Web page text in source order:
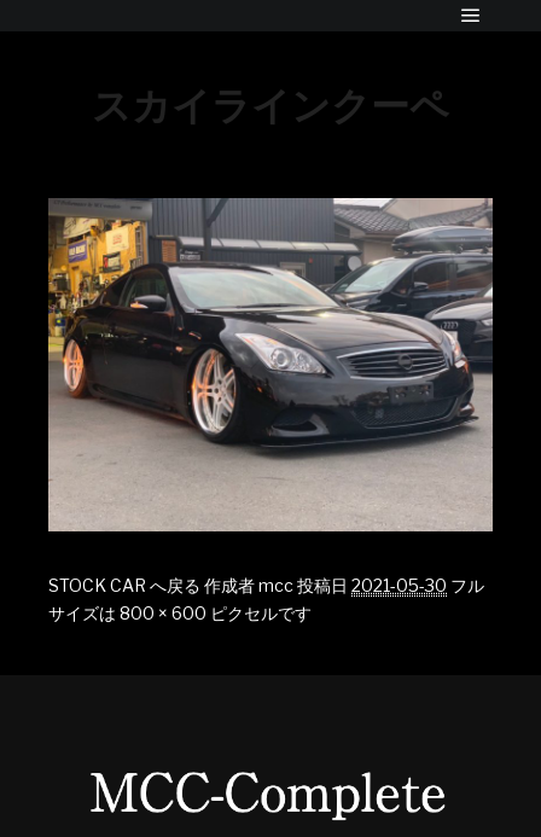
スカイラインクーペ
STOCK CAR へ戻る 作成者mcc投稿日 2021-05-30 フル
サイズは 800 × 600 ピクセルです